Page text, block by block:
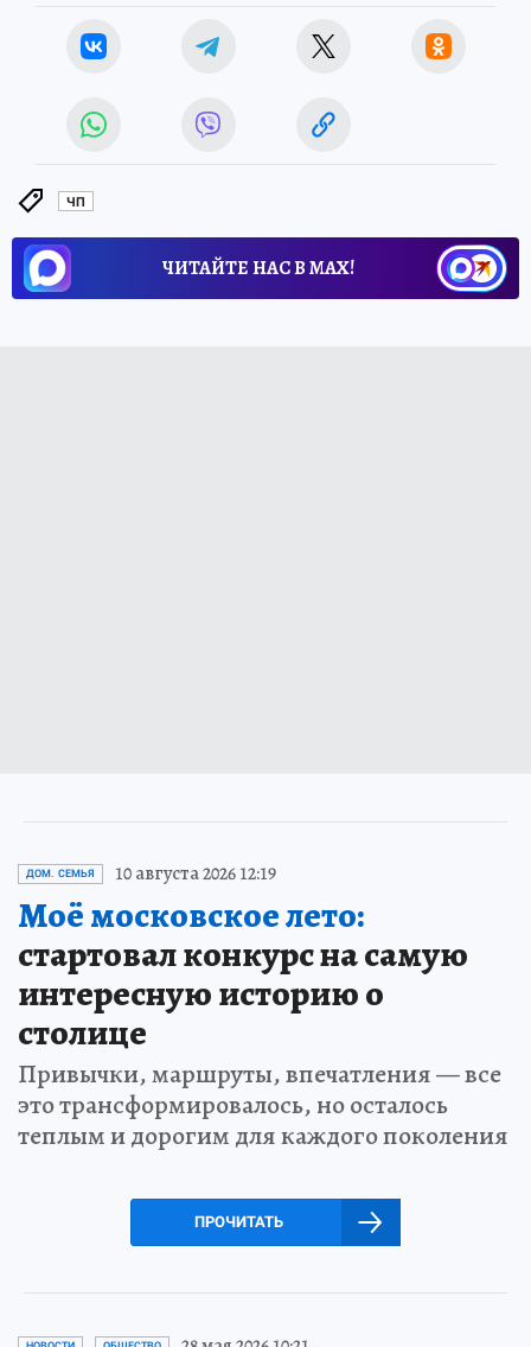
ЧП
ЧИТАЙТЕ НАС В МАХ!
ДОМ. СЕМЬЯ 10 августа 2026 12:19
Моё московское лето:
стартовал конкурс на самую
интересную историю о
столице
Привычки, маршруты, впечатления — все
это трансформировалось, но осталось
теплым и дорогим для каждого поколения
ПРОЧИТАТЬ